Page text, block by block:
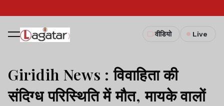
वीडियो Live
Giridih News : विवाहिता की
संदिग्ध परिस्थिति में मौत, मायके वालों